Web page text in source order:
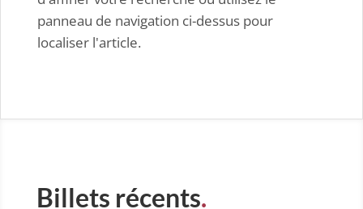
panneau de navigation ci-dessus pour
localiser l'article.
Billets récents.